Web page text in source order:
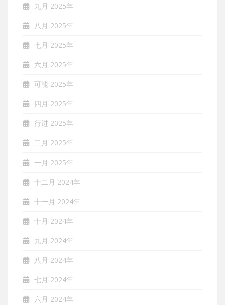
九月 2025年
八月 2025年
七月 2025年
六月 2025年
可能 2025年
四月 2025年
行进 2025年
二月 2025年
一月 2025年
十二月 2024年
十一月 2024年
十月 2024年
九月 2024年
八月 2024年
七月 2024年
六月 2024年